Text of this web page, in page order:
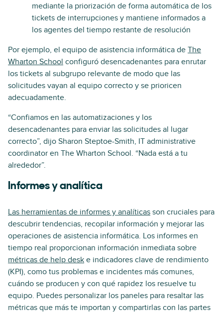
mediante la priorización de forma automática de los
tickets de interrupciones y mantiene informados a
los agentes del tiempo restante de resolución
Por ejemplo, el equipo de asistencia informática de The
Wharton School configuró desencadenantes para enrutar
los tickets al subgrupo relevante de modo que las
solicitudes vayan al equipo correcto y se prioricen
adecuadamente.
“Confiamos en las automatizaciones y los
desencadenantes para enviar las solicitudes al lugar
correcto”, dijo Sharon Steptoe-Smith, IT administrative
coordinator en The Wharton School. “Nada está a tu
alrededor”.
Informes y analítica
Las herramientas de informes y analíticas son cruciales para
descubrir tendencias, recopilar información y mejorar las
operaciones de asistencia informática. Los informes en
tiempo real proporcionan información inmediata sobre
métricas de help desk e indicadores clave de rendimiento
(KPI), como tus problemas e incidentes más comunes,
cuándo se producen y con qué rapidez los resuelve tu
equipo. Puedes personalizar los paneles para resaltar las
métricas que más te importan y compartirlas con las partes